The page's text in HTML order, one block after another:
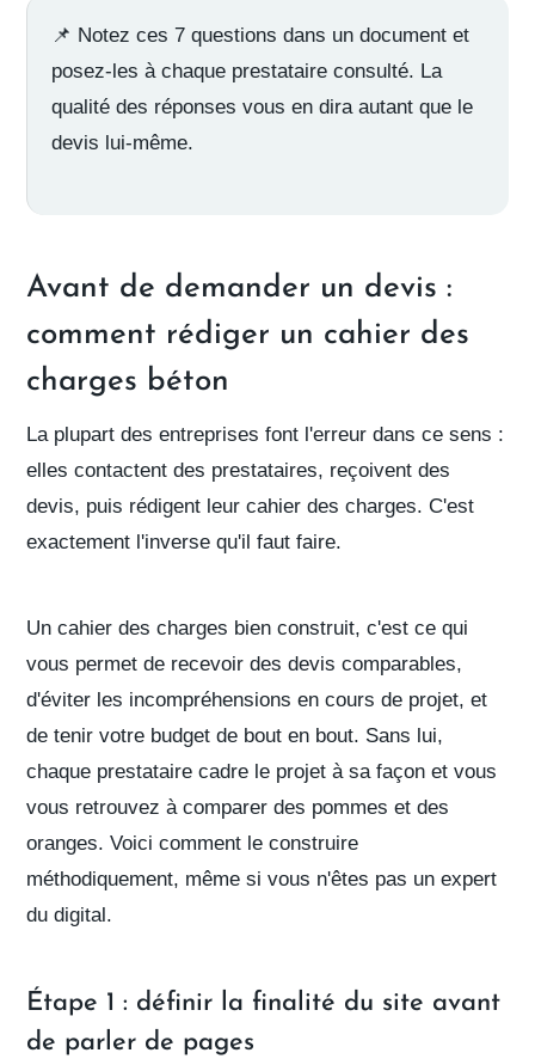
📌 Notez ces 7 questions dans un document et
posez-les à chaque prestataire consulté. La
qualité des réponses vous en dira autant que le
devis lui-même.
Avant de demander un devis :
comment rédiger un cahier des
charges béton
La plupart des entreprises font l'erreur dans ce sens :
elles contactent des prestataires, reçoivent des
devis, puis rédigent leur cahier des charges. C'est
exactement l'inverse qu'il faut faire.
Uncahier des charges bien construit, c'est ce qui
vous permet de recevoir des devis comparables,
d'éviter les incompréhensions en cours de projet, et
de tenir votre budget de bout en bout. Sans lui,
chaque prestataire cadre le projet à sa façon et vous
vous retrouvez à comparer des pommes et des
oranges. Voici comment le construire
méthodiquement, même si vous n'êtes pas un expert
du digital.
Étape 1 : définir la finalité du site avant
de parler de pages